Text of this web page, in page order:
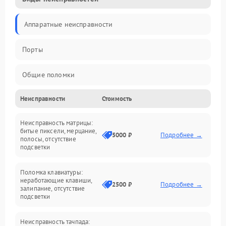
Аппаратные неисправности
Порты
Общие поломки
Устройства
Программные ошибки
Электрические и системные сбои
Интерфейсные проблемы
Батарея
Неисправности Стоимость
Неисправность матрицы:
битые пиксели, мерцание,
полосы, отсутствие
подсветки
5000 ₽ Подробнее →
Поломка клавиатуры:
неработающие клавиши,
залипание, отсутствие
подсветки
2500 ₽ Подробнее →
Неисправность тачпада: